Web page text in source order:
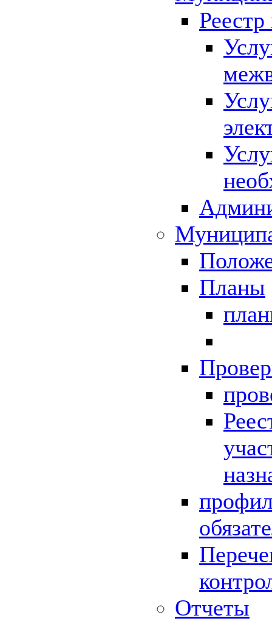
Планы
Отчеты